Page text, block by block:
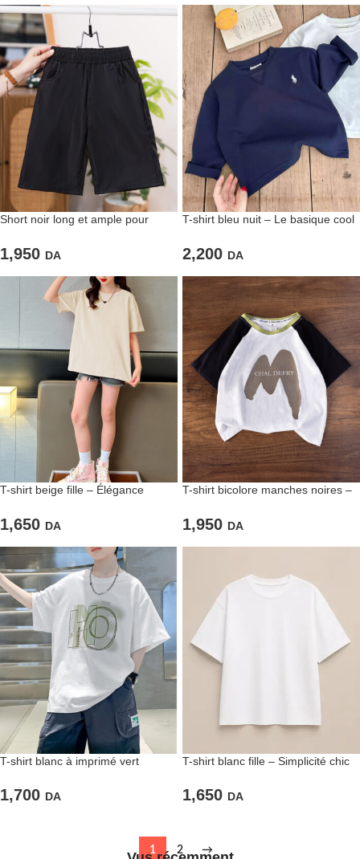
Short noir long et ample pour
1,950 DA
T-shirt bleu nuit – Le basique cool
2,200 DA
T-shirt beige fille – Élégance
1,650 DA
T-shirt bicolore manches noires –
1,950 DA
T-shirt blanc à imprimé vert
looks urbains
1,700 DA
T-shirt blanc fille – Simplicité chic
1,650 DA
1 2 →